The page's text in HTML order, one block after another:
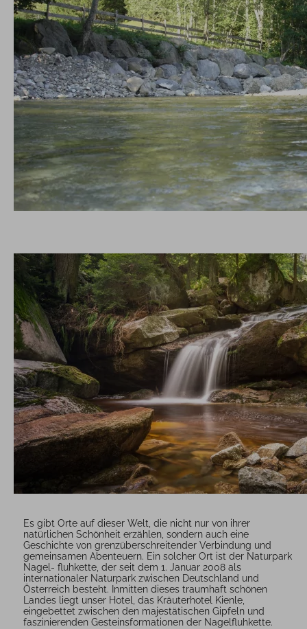
Es gibt Orte auf dieser Welt, die nicht nur von ihrer
natürlichen Schönheit erzählen, sondern auch eine
Geschichte von grenzüberschreitender Verbindung und
gemeinsamen Abenteuern. Ein solcher Ort ist der Naturpark
Nagel- fluhkette, der seit dem 1. Januar 2008 als
internationaler Naturpark zwischen Deutschland und
Österreich besteht. Inmitten dieses traumhaft schönen
Landes liegt unser Hotel, das Kräuterhotel Kienle,
eingebettet zwischen den majestätischen Gipfeln und
faszinierenden Gesteinsformationen der Nagelfluhkette.